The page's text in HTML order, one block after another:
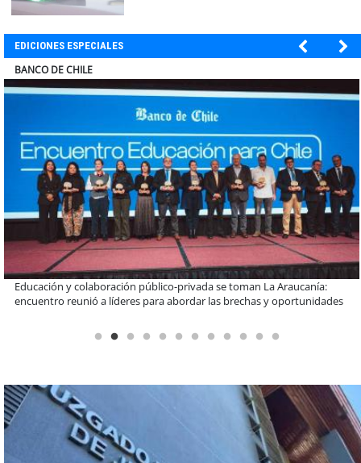
EDICIONES ESPECIALES
ELECTROLUX
Claves para comprar electrodomésticos durante el Black Sale